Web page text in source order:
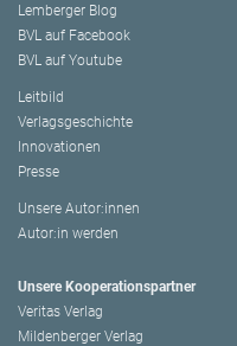
Lemberger Blog
BVL auf Facebook
BVL auf Youtube
Leitbild
Verlagsgeschichte
Innovationen
Presse
Unsere Autor:innen
Autor:in werden
Unsere Kooperationspartner
Veritas Verlag
Mildenberger Verlag